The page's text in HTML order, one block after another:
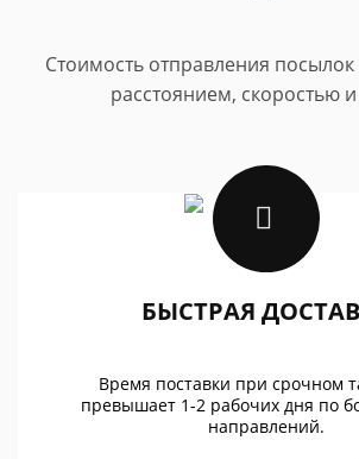
Стоимость отправления посылок
расстоянием, скоростью
БЫСТРАЯ
Время поставки при срочном
превышает 1-2 рабочих дня по
направлений.